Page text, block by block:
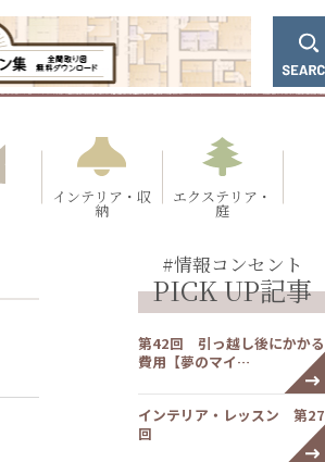
インテリア・収
納
エクステリア・
庭
#情報コンセント
PICK UP記事
第42回 引っ越し後にかかる
費用【夢のマイ…
インテリア・レッスン 第27
回